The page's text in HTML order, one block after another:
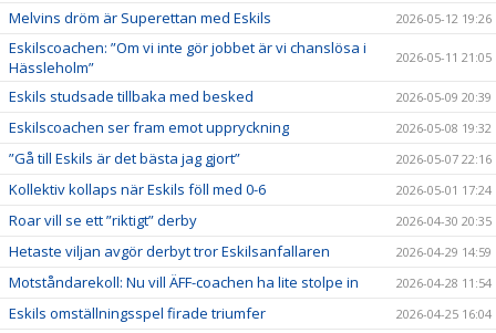
Melvins dröm är Superettan med Eskils 2026-05-12 19:26
Eskilscoachen: ”Om vi inte gör jobbet är vi chanslösa i
Hässleholm”
2026-05-11 21:05
Eskils studsade tillbaka med besked 2026-05-09 20:39
Eskilscoachen ser fram emot uppryckning 2026-05-08 19:32
”Gå till Eskils är det bästa jag gjort” 2026-05-07 22:16
Kollektiv kollaps när Eskils föll med 0-6 2026-05-01 17:24
Roar vill se ett ”riktigt” derby 2026-04-30 20:35
Hetaste viljan avgör derbyt tror Eskilsanfallaren 2026-04-29 14:59
Motståndarekoll: Nu vill ÄFF-coachen ha lite stolpe in 2026-04-28 11:54
Eskils omställningsspel firade triumfer 2026-04-25 16:04